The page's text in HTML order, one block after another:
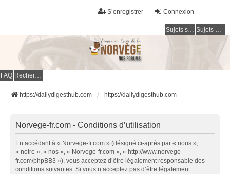
Connexion
S’enregistrer
Sujets sans réponse Sujets actifs
FAQ Rechercher
https://dailydigesthub.com https://dailydigesthub.com
Norvege-fr.com - Conditions d’utilisation
En accédant à « Norvege-fr.com » (désigné ci-après par « nous »,
« notre », « nos », « Norvege-fr.com », « http://www.norvege-
fr.com/phpBB3 »), vous acceptez d’être légalement responsable des
conditions suivantes. Si vous n’acceptez pas d’être légalement